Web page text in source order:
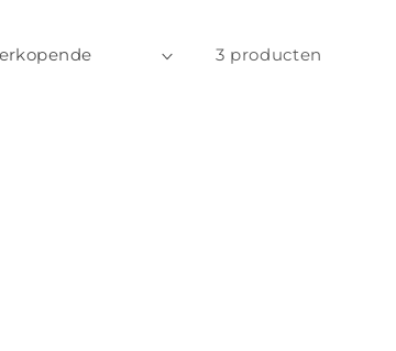
3 producten